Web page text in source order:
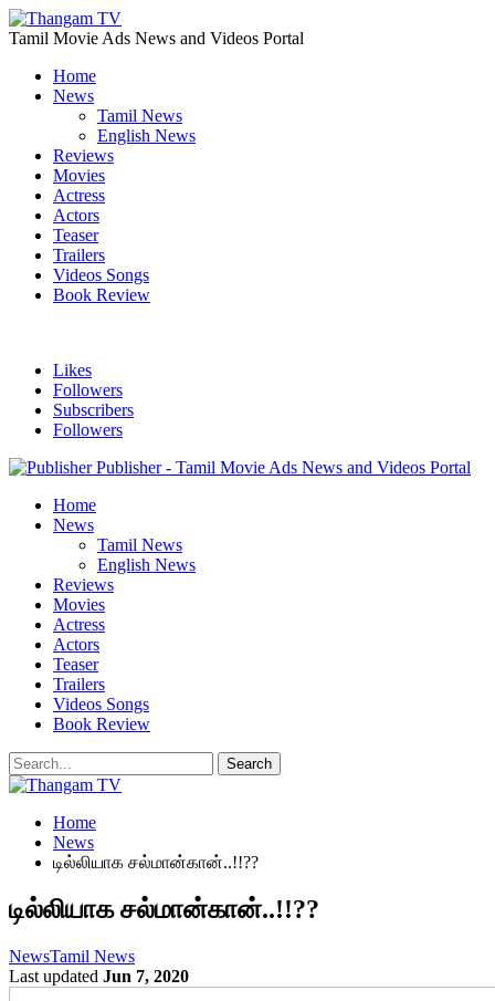
Tamil Movie Ads News and Videos Portal
Home
News
Tamil News
English News
Reviews
Movies
Actress
Actors
Teaser
Trailers
Videos Songs
Book Review
Likes
Followers
Subscribers
Followers
Publisher - Tamil Movie Ads News and Videos Portal
Home
News
Tamil News
English News
Reviews
Movies
Actress
Actors
Teaser
Trailers
Videos Songs
Book Review
Home
News
டில்லியாக சல்மான்கான்..!!??
டில்லியாக சல்மான்கான்..!!??
NewsTamil News
Last updated Jun 7, 2020